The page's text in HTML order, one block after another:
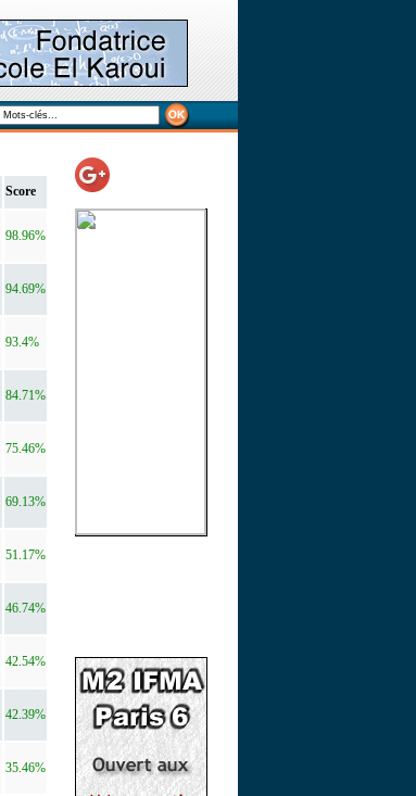
Score
98.96%
94.69%
93.4%
84.71%
75.46%
69.13%
51.17%
46.74%
42.54%
42.39%
35.46%